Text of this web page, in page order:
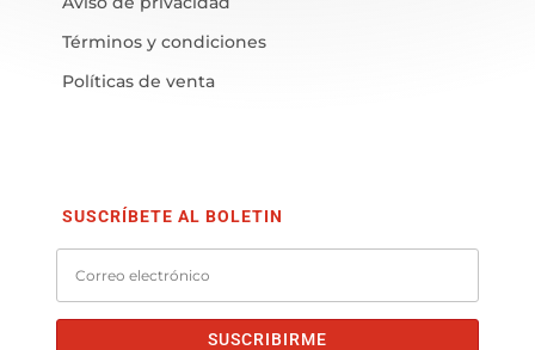
Términos y condiciones
Políticas de venta
SUSCRÍBETE AL BOLETIN
SUSCRIBIRME